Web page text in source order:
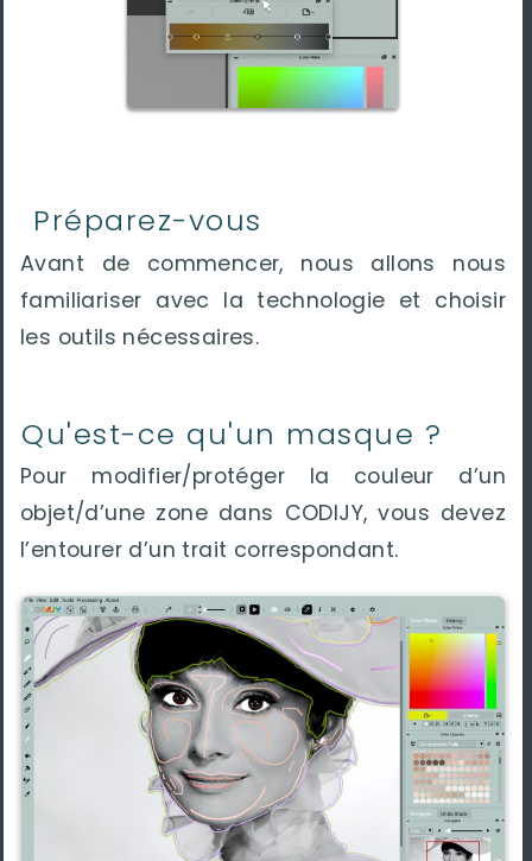
Préparez-vous
Avant de commencer, nous allons nous
familiariser avec la technologie et choisir
les outils nécessaires.
Qu'est-ce qu'un masque ?
Pour modifier/protéger la couleur d’un
objet/d’une zone dans CODIJY, vous devez
l’entourer d’un trait correspondant.